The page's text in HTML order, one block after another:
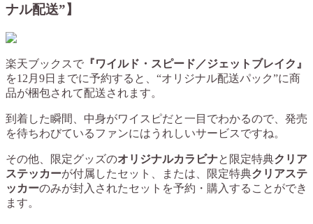
ナル配送”】
楽天ブックスで 『ワイルド・スピード／ジェットブレイク』
を12月9日までに予約すると、“オリジナル配送パック”に商
品が梱包されて配送されます。
到着した瞬間、中身がワイスピだと一目でわかるので、発売
を待ちわびているファンにはうれしいサービスですね。
その他、限定グッズのオリジナルカラビナと限定特典クリア
ステッカーが付属したセット、または、限定特典クリアステ
ッカーのみが封入されたセットを予約・購入することができ
ます。